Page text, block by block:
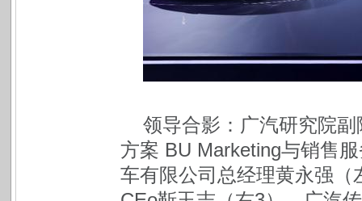
领导合影：广汽研究院
方案 BU Marketing与销售
车有限公司总经理黄永强